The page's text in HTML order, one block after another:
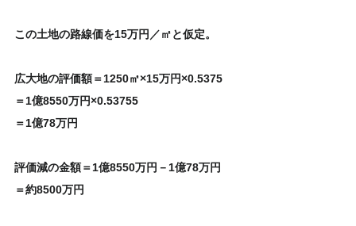
この土地の路線価を15万円／㎡と仮定。
広大地の評価額＝1250㎡×15万円×0.5375
＝1億8550万円×0.53755
＝1億78万円
評価減の金額＝1億8550万円－1億78万円
＝約8500万円